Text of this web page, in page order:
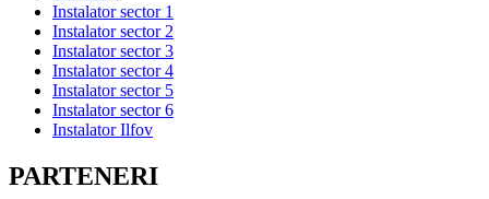
Instalator sector 1
Instalator sector 2
Instalator sector 3
Instalator sector 4
Instalator sector 5
Instalator sector 6
Instalator Ilfov
PARTENERI